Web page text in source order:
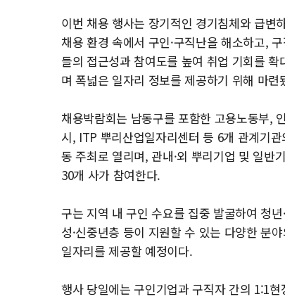
이번 채용 행사는 장기적인 경기침체와 급변
채용 환경 속에서 구인·구직난을 해소하고,
들의 접근성과 참여도를 높여 취업 기회를 확
며 폭넓은 일자리 정보를 제공하기 위해 마련
채용박람회는 남동구를 포함한 고용노동부,
시, ITP 뿌리산업일자리센터 등 6개 관계기관
동 주최로 열리며, 관내·외 뿌리기업 및 일반
30개 사가 참여한다.
구는 지역 내 구인 수요를 집중 발굴하여 청년
성·신중년층 등이 지원할 수 있는 다양한 분야
일자리를 제공할 예정이다.
행사 당일에는 구인기업과 구직자 간의 1:1현